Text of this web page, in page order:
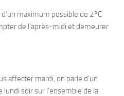
maximum possible de 2°C
de l’après-midi et demeurer
affecter mardi, on parle d’un
lundi soir sur l’ensemble de la